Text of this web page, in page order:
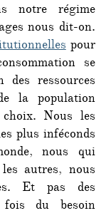
notre régime
nous dit-on.
pour
se
ressources
la population
Nous les
plus inféconds
nous qui
autres, nous
Et pas des
fois du besoin